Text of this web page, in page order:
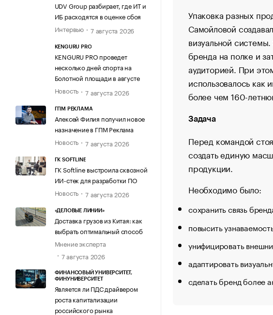
UDV Group разбирает, где ИТ и
ИБ расходятся в оценке сбоя
Интервью
7 августа 2026
KENGURU PRO
KENGURU PRO проведет
несколько дней спорта на
Болотной площади в августе
Новость
7 августа 2026
ГПМ РЕКЛАМА
Алексей Филия получил новое
назначение в ГПМ Реклама
Новость
7 августа 2026
ГК SOFTLINE
ГК Softline выстроила сквозной
ИИ-стек для разработки ПО
Новость
7 августа 2026
«ДЕЛОВЫЕ ЛИНИИ»
Доставка грузов из Китая: как
выбрать оптимальный способ
Мнение эксперта
7 августа 2026
ФИНАНСОВЫЙ УНИВЕРСИТЕТ,
ФИНУНИВЕРСИТЕТ
Является ли ПДС драйвером
роста капитализации
российского рынка
Упаковка разных
Самойловой
визуальной
бренда на полке и
аудиторией. При
использовалось как
более чем 160-
Задача
Перед командой
создать единую
продукции.
Необходимо было:
сохранить связь
повысить
унифицировать
адаптировать
сделать бренд более